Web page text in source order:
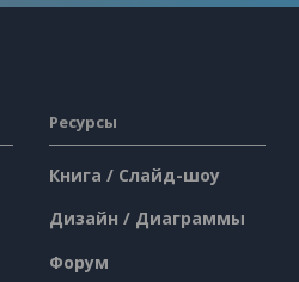
Ресурсы
Книга / Слайд-шоу
Дизайн / Диаграммы
Форум